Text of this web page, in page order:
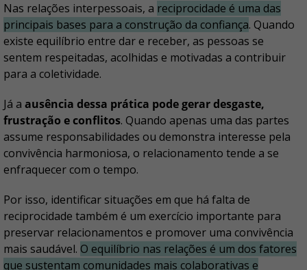
Nas relações interpessoais, a reciprocidade é uma das
principais bases para a construção da confiança. Quando
existe equilíbrio entre dar e receber, as pessoas se
sentem respeitadas, acolhidas e motivadas a contribuir
para a coletividade.
Já a ausência dessa prática pode gerar desgaste,
frustração e conflitos. Quando apenas uma das partes
assume responsabilidades ou demonstra interesse pela
convivência harmoniosa, o relacionamento tende a se
enfraquecer com o tempo.
Por isso, identificar situações em que há falta de
reciprocidade também é um exercício importante para
preservar relacionamentos e promover uma convivência
mais saudável. O equilíbrio nas relações é um dos fatores
que sustentam comunidades mais colaborativas e